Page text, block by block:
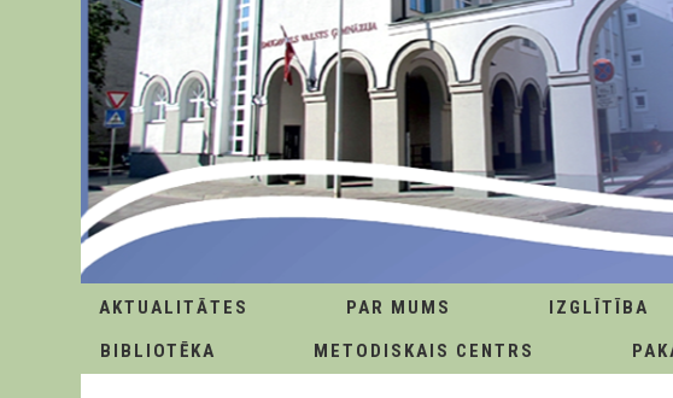
AKTUALITĀTES PAR MUMS IZGLĪTĪBA
BIBLIOTĒKA
METODISKAIS CENTRS